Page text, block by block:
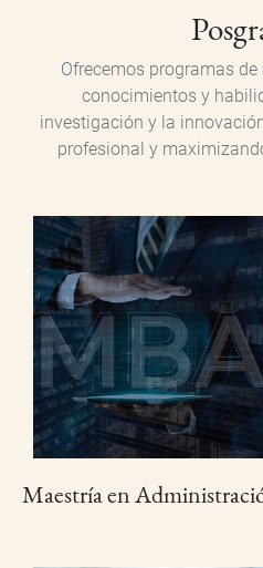
Ofrecemos programas
conocimientos y
investigación y la
profesional y
Maestría en